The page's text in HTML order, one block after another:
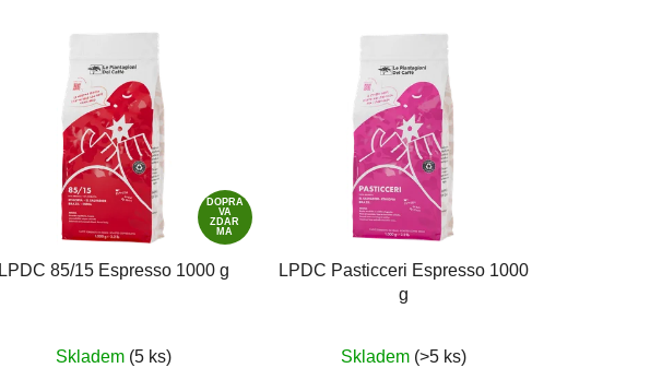
DOPRA
VA
ZDAR
MA
LPDC 85/15 Espresso 1000 g
Skladem (5 ks)
LPDC Pasticceri Espresso 1000
g
Skladem (>5 ks)